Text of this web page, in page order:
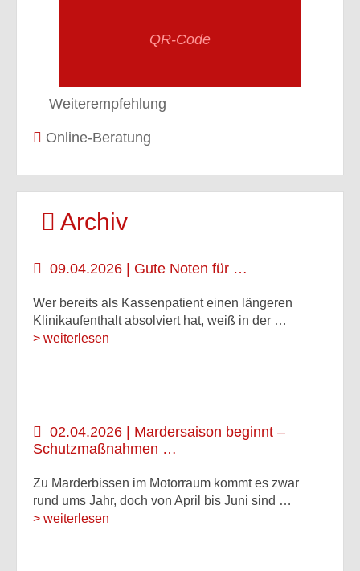
QR-Code
Weiterempfehlung
Online-Beratung
Archiv
09.04.2026 | Gute Noten für …
Wer bereits als Kassenpatient einen längeren
Klinikaufenthalt absolviert hat, weiß in der …
> weiterlesen
02.04.2026 | Mardersaison beginnt –
Schutzmaßnahmen …
Zu Marderbissen im Motorraum kommt es zwar
rund ums Jahr, doch von April bis Juni sind …
> weiterlesen